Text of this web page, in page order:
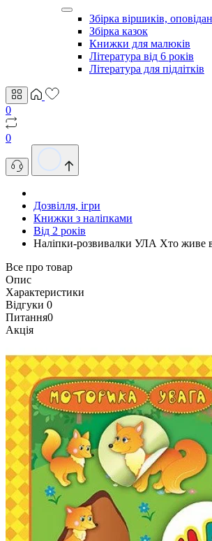
Збірка віршиків,
Збірка казок
Книжки для малюків
Література від 6 років
Література для підлітків
0
0
Дозвілля, ігри
Книжки з наліпками
Від 2 років
Наліпки-розвивалки УЛА Хто живе в
Все про товар
Опис
Характеристики
Відгуки 0
Питання0
Акція